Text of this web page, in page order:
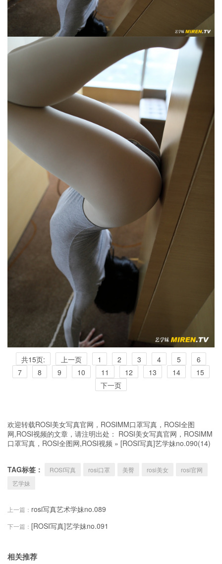
共15页: 上一页 1 2 3 4 5
6
7
8 9 10 11 12 13 14
15
下一页
欢迎转载ROSI美女写真官网，ROSIMM口罩写真，ROSI全图
网,ROSI视频的文章，请注明出处： ROSI美女写真官网，ROSIMM
口罩写真，ROSI全图网,ROSI视频 » [ROSI写真]艺学妹no.090(14)
TAG标签： ROSI写真 rosi口罩 美臀 rosi美女
rosi官网
艺学妹
上一篇： rosi写真艺术学妹no.089
下一篇： [ROSI写真]艺学妹no.091
相关推荐